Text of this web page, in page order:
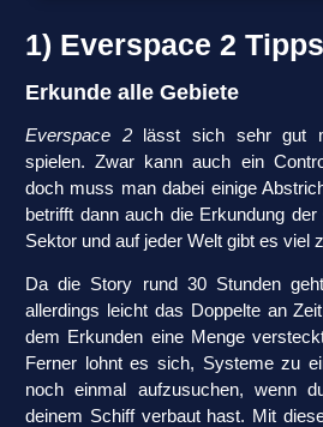
1) Everspace 2
Erkunde alle Gebiete
Everspace 2lässt sich sehr gut
spielen. Zwar kann auch ein
doch muss man dabei einige
betrifft dann auch die Erkundung
Sektor und auf jeder Welt gibt es viel
Da die Story rund 30 Stunden
allerdings leicht das Doppelte an
dem Erkunden eine Menge
Ferner lohnt es sich, Systeme zu
noch einmal aufzusuchen, wenn
deinem Schiff verbaut hast. Mit